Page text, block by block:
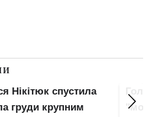
Трінчер виставила
нижня білизна – не для